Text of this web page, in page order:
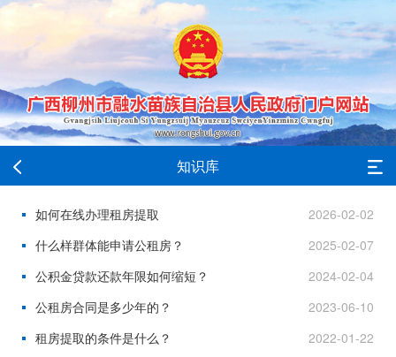
知识库
如何在线办理租房提取
2026-02-02
什么样群体能申请公租房？
2025-02-07
公积金贷款还款年限如何缩短？
2024-02-04
公租房合同是多少年的？
2023-06-10
租房提取的条件是什么？
2022-01-22